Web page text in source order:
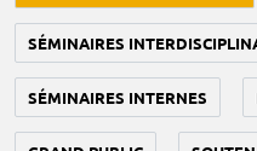
SÉMINAIRES
SÉMINAIRES INTERNES